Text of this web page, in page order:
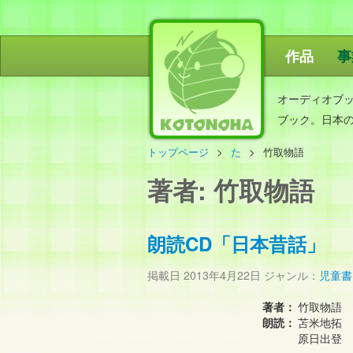
ことのは
作品
オーディオブ
ブック。日本
トップページ た 竹取物語
著者: 竹取物語
朗読CD「日本昔話」
掲載日 2013年4月22日 ジャンル： 児童書
著者： 竹取物語
朗読： 苫米地拓
原日出登